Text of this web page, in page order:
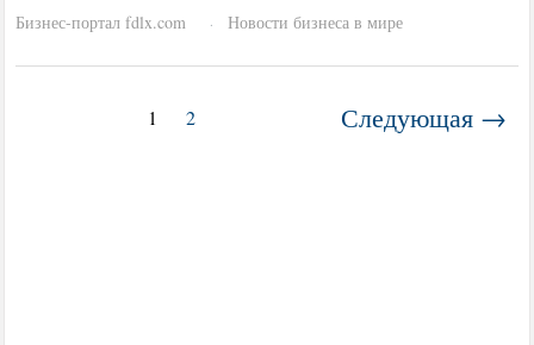
Бизнес-портал fdlx.com
· Новости бизнеса в мире
1 2 Следующая →